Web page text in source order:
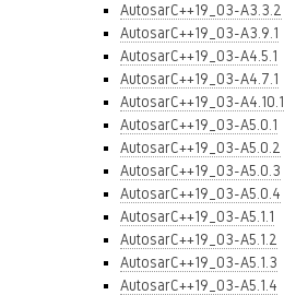
AutosarC++19_03-A3.3.2
AutosarC++19_03-A3.9.1
AutosarC++19_03-A4.5.1
AutosarC++19_03-A4.7.1
AutosarC++19_03-A4.10.1
AutosarC++19_03-A5.0.1
AutosarC++19_03-A5.0.2
AutosarC++19_03-A5.0.3
AutosarC++19_03-A5.0.4
AutosarC++19_03-A5.1.1
AutosarC++19_03-A5.1.2
AutosarC++19_03-A5.1.3
AutosarC++19_03-A5.1.4